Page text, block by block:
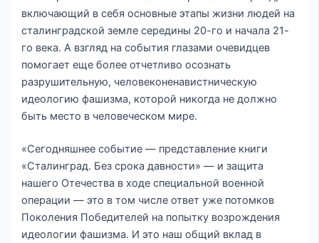
включающий в себя основные этапы жизни людей на
сталинградской земле середины 20-го и начала 21-
го века. А взгляд на события глазами очевидцев
помогает еще более отчетливо осознать
разрушительную, человеконенавистническую
идеологию фашизма, которой никогда не должно
быть место в человеческом мире.
«Сегодняшнее событие — представление книги
«Сталинград. Без срока давности» — и защита
нашего Отечества в ходе специальной военной
операции — это в том числе ответ уже потомков
Поколения Победителей на попытку возрождения
идеологии фашизма. И это наш общий вклад в